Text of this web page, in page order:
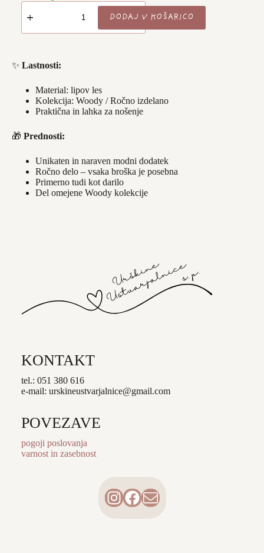
Broška
-
DODAJ V KOŠARICO
✨ Lastnosti:
Material: lipov les
Kolekcija: Woody / Ročno izdelano
Praktična in lahka za nošenje
🎁 Prednosti:
Unikaten in naraven modni dodatek
Ročno delo – vsaka broška je posebna
Primerno tudi kot darilo
Del omejene Woody kolekcije
KONTAKT
tel.: 051 380 616
e-mail: urskineustvarjalnice@gmail.com
POVEZAVE
pogoji poslovanja
varnost in zasebnost